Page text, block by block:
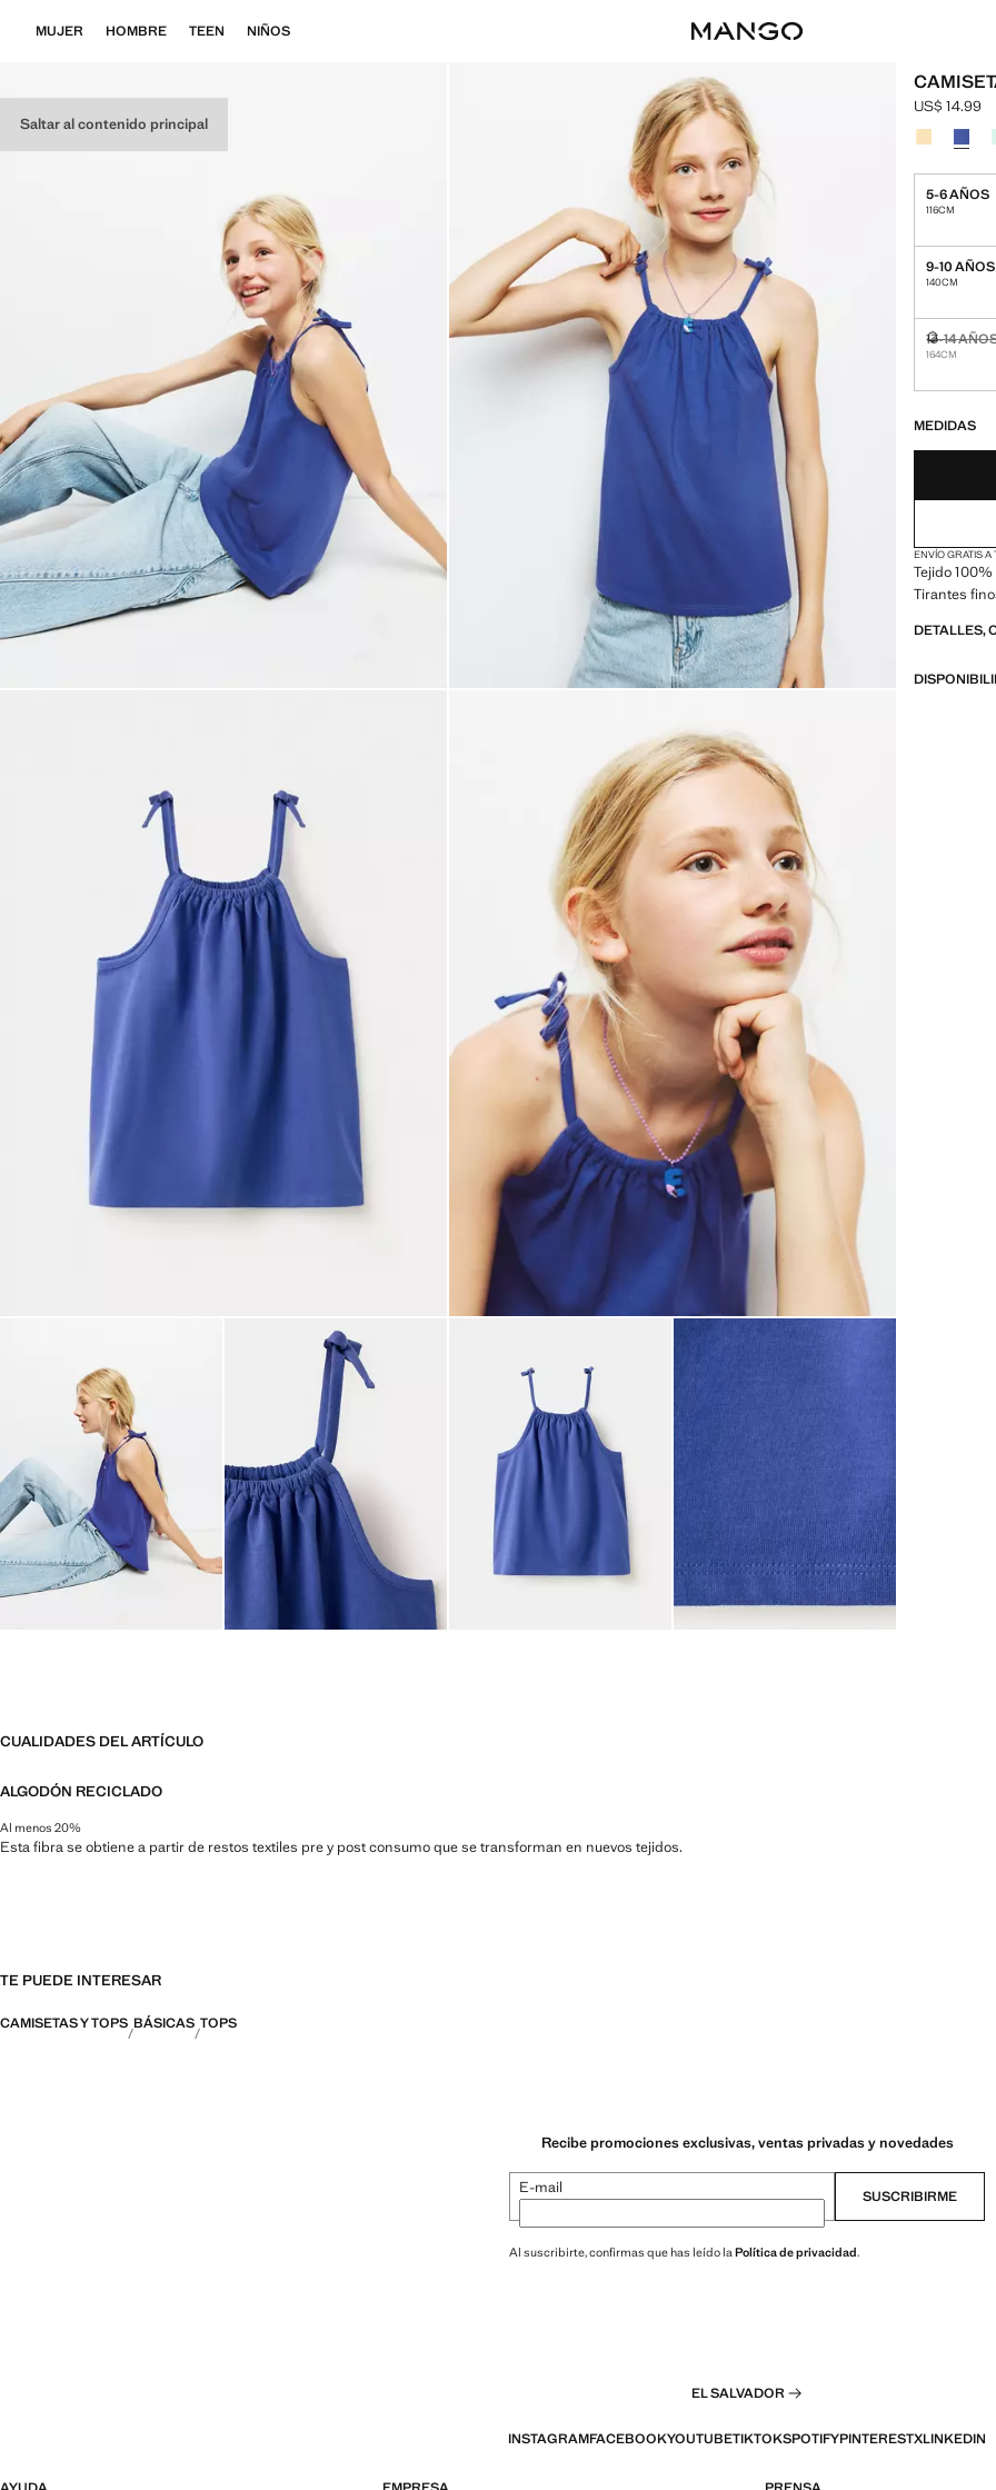
Saltar al contenido principal
MUJER HOMBRE TEEN NIÑOS
Precio
US$ 14.99
Selecciona
5-6 AÑOS
116CM
9-10 AÑOS
140CM
13-14
164CM
No
MEDIDAS
ENVÍO GRATIS A
Tejido
Tirantes
DETALLES,
CUALIDADES DEL ARTÍCULO
ALGODÓN RECICLADO
Al menos 20%
Esta fibra se obtiene a partir de restos textiles pre y post consumo que se transforman en nuevos tejidos.
TE PUEDE INTERESAR
CAMISETAS Y TOPS BÁSICAS TOPS
Recibe promociones exclusivas, ventas privadas y novedades
E-mail SUSCRIBIRME
Al suscribirte, confirmas que has leído laPolítica de privacidad.
EL SALVADOR
INSTAGRAMFACEBOOKYOUTUBETIKTOKSPOTIFYPINTERESTXLINKEDIN